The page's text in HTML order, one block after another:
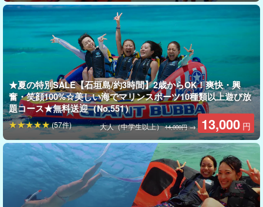
直接集合の方限定★GoPro無料レンタル
直接現地集合していただいた方には、GoProを無料でレンタル！
★夏の特別SALE【石垣島/約3時間】2歳からOK！爽快・興
奮・笑顔100%☆美しい海でマリンスポーツ10種類以上遊び放
題コース★無料送迎（No.551）
大人（中学生以上）14,000円→ 13,000 円
(57件)